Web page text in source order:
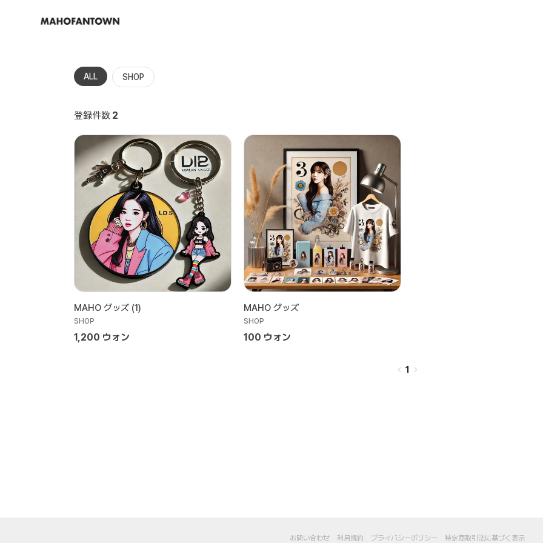
ALL SHOP
登録件数 2
MAHO グッズ (1)
SHOP
1,200 ウォン
MAHO グッズ
SHOP
100 ウォン
1
お問い合わせ 利用規約 プライバシーポリシー 特定商取引法に基づく表示